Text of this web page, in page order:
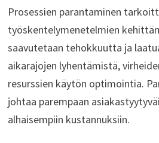
Prosessien parantaminen
työskentelymenetelmien
saavutetaan tehokkuutta ja
aikarajojen lyhentämistä,
resurssien käytön optimointia.
johtaa parempaan
alhaisempiin kustannuksiin.